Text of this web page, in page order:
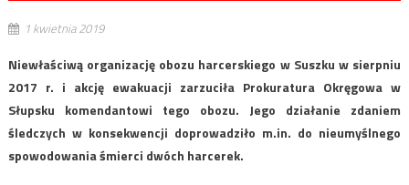
1 kwietnia 2019
Niewłaściwą organizację obozu harcerskiego w Suszku w sierpniu
2017 r. i akcję ewakuacji zarzuciła Prokuratura Okręgowa w
Słupsku komendantowi tego obozu. Jego działanie zdaniem
śledczych w konsekwencji doprowadziło m.in. do nieumyślnego
spowodowania śmierci dwóch harcerek.